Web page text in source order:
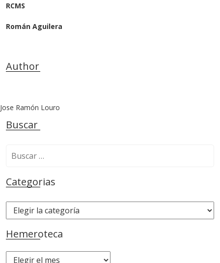
RCMS
Román Aguilera
Author
Jose Ramón Louro
Buscar
c
:
Categorias
a
t
e
g
Hemeroteca